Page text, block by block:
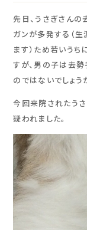
先日、うさぎさん
ガンが多発する（
ます）ため若いう
すが、男の子は去
のではないでしょう
今回来院されたう
疑われました。